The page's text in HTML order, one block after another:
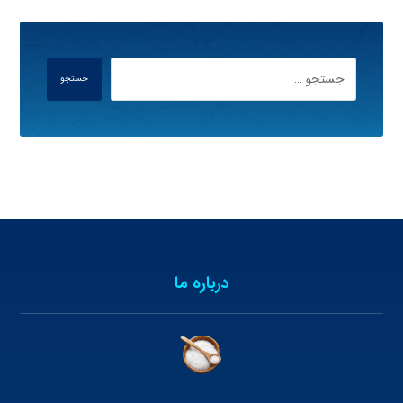
جستجو
درباره ما